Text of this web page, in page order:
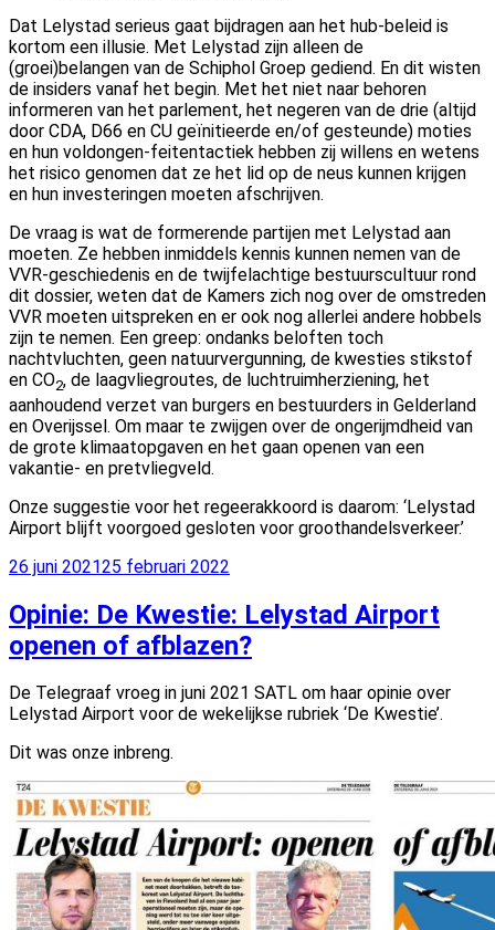
Dat Lelystad serieus gaat bijdragen aan het hub-beleid is
kortom een illusie. Met Lelystad zijn alleen de
(groei)belangen van de Schiphol Groep gediend. En dit wisten
de insiders vanaf het begin. Met het niet naar behoren
informeren van het parlement, het negeren van de drie (altijd
door CDA, D66 en CU geïnitieerde en/of gesteunde) moties
en hun voldongen-feitentactiek hebben zij willens en wetens
het risico genomen dat ze het lid op de neus kunnen krijgen
en hun investeringen moeten afschrijven.
De vraag is wat de formerende partijen met Lelystad aan
moeten. Ze hebben inmiddels kennis kunnen nemen van de
VVR-geschiedenis en de twijfelachtige bestuurscultuur rond
dit dossier, weten dat de Kamers zich nog over de omstreden
VVR moeten uitspreken en er ook nog allerlei andere hobbels
zijn te nemen. Een greep: ondanks beloften toch
nachtvluchten, geen natuurvergunning, de kwesties stikstof
en CO2, de laagvliegroutes, de luchtruimherziening, het
aanhoudend verzet van burgers en bestuurders in Gelderland
en Overijssel. Om maar te zwijgen over de ongerijmdheid van
de grote klimaatopgaven en het gaan openen van een
vakantie- en pretvliegveld.
Onze suggestie voor het regeerakkoord is daarom: ‘Lelystad
Airport blijft voorgoed gesloten voor groothandelsverkeer.’
Geplaatst
26 juni 202125 februari 2022
Opinie: De Kwestie: Lelystad Airport
openen of afblazen?
De Telegraaf vroeg in juni 2021 SATL om haar opinie over
Lelystad Airport voor de wekelijkse rubriek ‘De Kwestie’.
Dit was onze inbreng.